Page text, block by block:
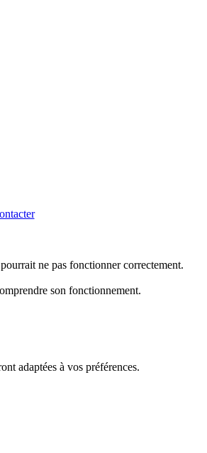
ne pas fonctionner correctement.
son fonctionnement.
adaptées à vos préférences.